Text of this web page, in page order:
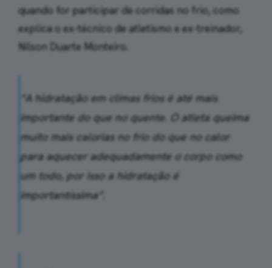
quando for participar de corridas no frio, como
explica o ex-técnico de atletismo e ex-treinador,
Nilson Duarte Monteiro.
“A hidratação em climas frios é até mais
importante do que no quente. O atleta queima
muito mais calorias no frio do que no calor
para aquecer adequadamente o corpo como
um todo, por isso a hidratação é
importantíssima”.